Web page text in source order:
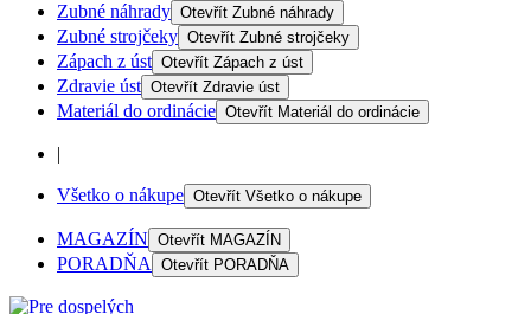
Zubné náhrady Otevřít Zubné náhrady
Zubné strojčeky Otevřít Zubné strojčeky
Zápach z úst Otevřít Zápach z úst
Zdravie úst Otevřít Zdravie úst
Materiál do ordinácie Otevřít Materiál do ordinácie
|
Všetko o nákupe Otevřít Všetko o nákupe
MAGAZÍN Otevřít MAGAZÍN
PORADŇA Otevřít PORADŇA